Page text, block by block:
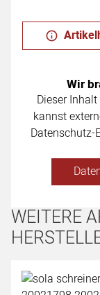
Wir
Dieser
kannst
Datenschutz-
WEITERE
Artikel